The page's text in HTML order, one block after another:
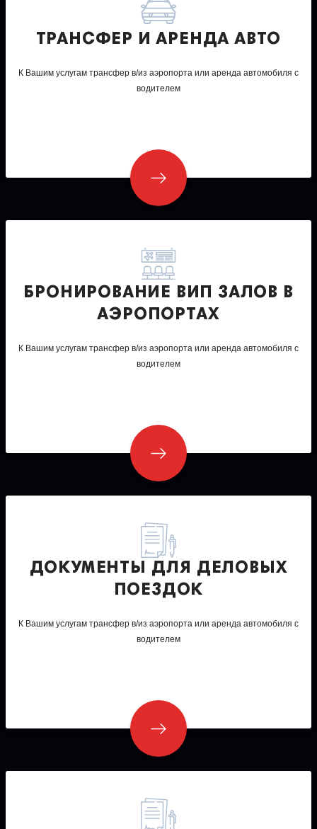
ТРАНСФЕР И АРЕНДА АВТО
К Вашим услугам трансфер в/из аэропорта или аренда автомобиля с
водителем
БРОНИРОВАНИЕ ВИП ЗАЛОВ В
АЭРОПОРТАХ
К Вашим услугам трансфер в/из аэропорта или аренда автомобиля с
водителем
ДОКУМЕНТЫ ДЛЯ ДЕЛОВЫХ
ПОЕЗДОК
К Вашим услугам трансфер в/из аэропорта или аренда автомобиля с
водителем